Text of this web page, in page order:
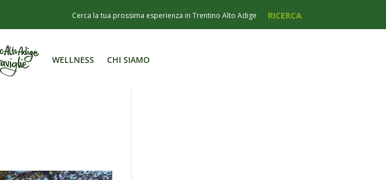
WELLNESS CHI SIAMO
WELLNESS CHI SIAMO